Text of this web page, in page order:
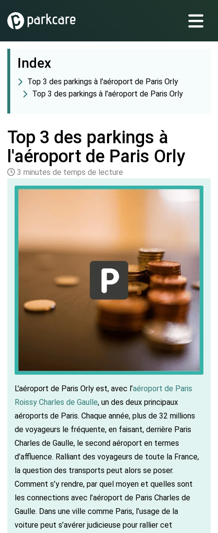
Index
Top 3 des parkings à l'aéroport de Paris Orly
Top 3 des parkings à l'aéroport de Paris Orly
Top 3 des parkings à
l'aéroport de Paris Orly
3 minutes de temps de lecture
L'aéroport de Paris Orly est, avec l’aéroport de Paris
Roissy Charles de Gaulle, un des deux principaux
aéroports de Paris. Chaque année, plus de 32 millions
de voyageurs le fréquente, en faisant, derrière Paris
Charles de Gaulle, le second aéroport en termes
d’affluence. Ralliant des voyageurs de toute la France,
la question des transports peut alors se poser.
Comment s’y rendre, par quel moyen et quelles sont
les connections avec l’aéroport de Paris Charles de
Gaulle. Dans une ville comme Paris, l’usage de la
voiture peut s’avérer judicieuse pour rallier cet